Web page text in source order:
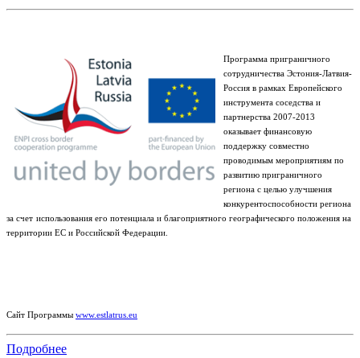
Программа приграничного
сотрудничества Эстония-Латвия-
Россия в рамках Европейского
инструмента соседства и
партнерства 2007-2013
оказывает финансовую
поддержку совместно
проводимым мероприятиям по
развитию приграничного
региона с целью улучшения
конкурентоспособности региона
за счет использования его потенциала и благоприятного географического положения на
территории ЕС и Российской Федерации.
Сайт Программы www.estlatrus.eu
Подробнее